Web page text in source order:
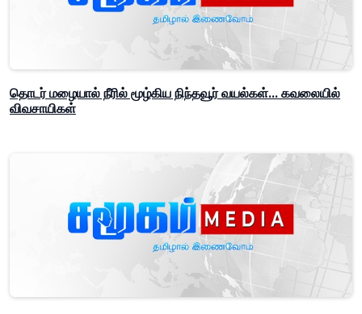
தொடர் மழையால் நீரில் மூழ்கிய நிந்தவூர் வயல்கள்... கவலையில்
விவசாயிகள்